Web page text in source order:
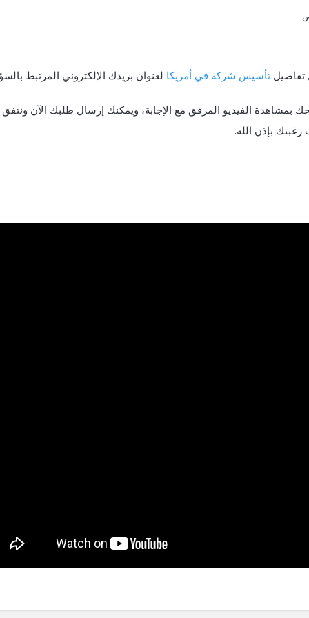
تأسيس شركة في أمريكا لعنوان بريدك الإلكتروني المرتبط
الفيديو المرفق مع الإجابة، ويمكنك إرسال طلبك الآن
بإذن الله.